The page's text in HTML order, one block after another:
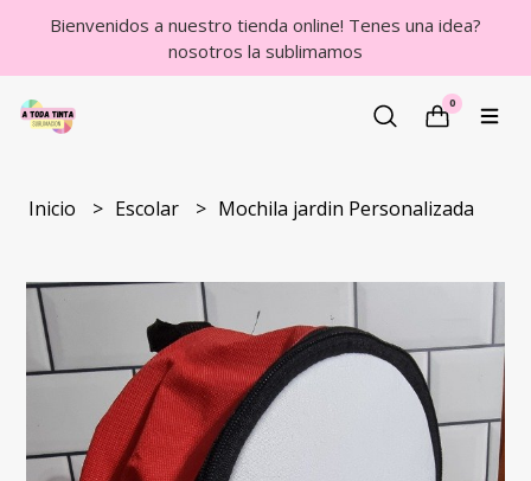
Bienvenidos a nuestro tienda online! Tenes una idea?
nosotros la sublimamos
0
Inicio Escolar Mochila jardin Personalizada